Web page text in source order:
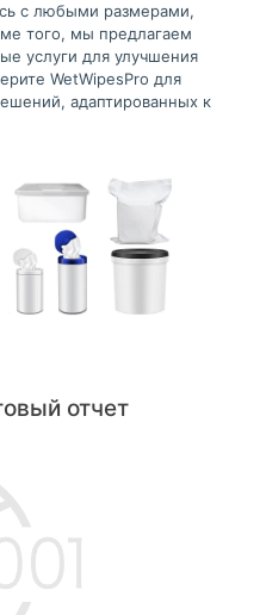
с любыми размерами,
того, мы предлагаем
услуги для улучшения
WetWipesPro для
адаптированных к
отчет